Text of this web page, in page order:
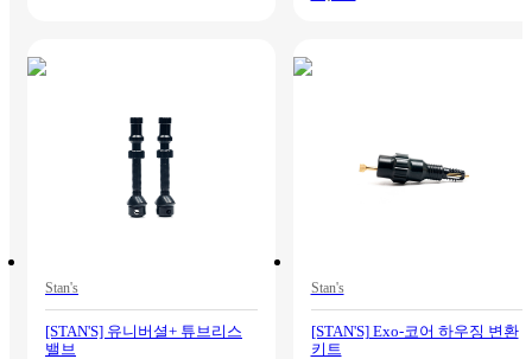
Stan's
[STAN'S] 유니버셜+ 튜브리스
밸브
Stan's
[STAN'S] Exo-코어 하우징 변환
키트